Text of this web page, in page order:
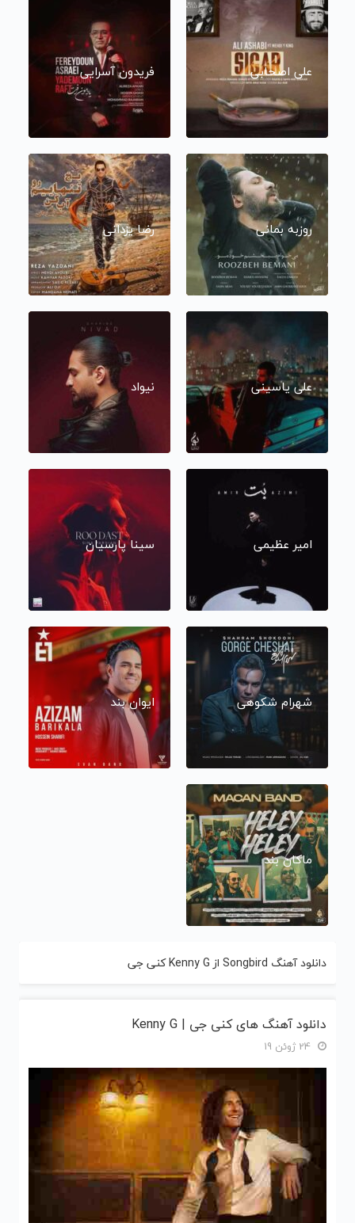
علی اصحابی فریدون آسرایی
روزبه بمانی رضا یزدانی
علی یاسینی نیواد
امیر عظیمی سینا پارسیان
شهرام شکوهی ایوان بند
ماکان بند
دانلود آهنگ Songbird از Kenny G کنی جی
دانلود آهنگ های کنی جی | Kenny G